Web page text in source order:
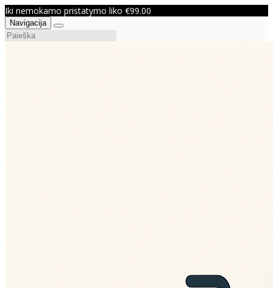
Iki nemokamo pristatymo liko €99.00
Navigacija